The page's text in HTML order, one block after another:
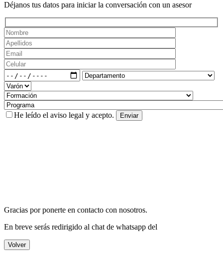
Déjanos tus datos para iniciar la conversación con un asesor
He leído el aviso legal y acepto.
Gracias por ponerte en contacto con nosotros.
En breve serás redirigido al chat de whatsapp del
Volver